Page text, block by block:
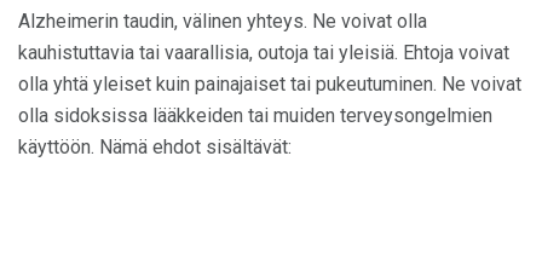
Alzheimerin taudin, välinen yhteys. Ne voivat olla
kauhistuttavia tai vaarallisia, outoja tai yleisiä. Ehtoja voivat
olla yhtä yleiset kuin painajaiset tai pukeutuminen. Ne voivat
olla sidoksissa lääkkeiden tai muiden terveysongelmien
käyttöön. Nämä ehdot sisältävät: